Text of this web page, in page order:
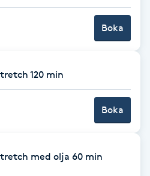
Boka
120 min
Boka
med olja 60 min